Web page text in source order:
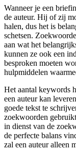
Wanneer je een
de auteur. Hij of zij
halen, dus het is
schetsen.
aan wat het
kunnen ze ook een
besproken moeten
hulpmiddelen
Het aantal keywords
een auteur kan
goede tekst te
zoekwoorden
in dienst van de
de perfecte balans
zal een auteur alleen